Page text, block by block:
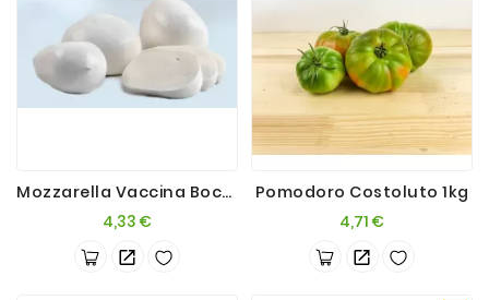
Mozzarella Vaccina Bocconcino 280g
4,33 €Prezzo
Pomodoro Costoluto 1kg
4,71 €Prezzo